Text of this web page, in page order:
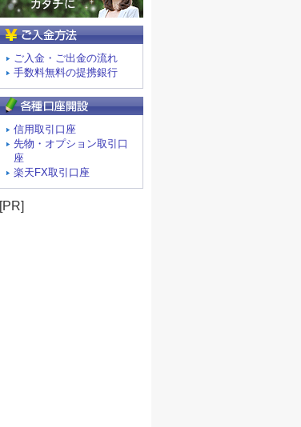
ご入金・ご出金の流れ
手数料無料の提携銀行
信用取引口座
先物・オプション取引口
座
楽天FX取引口座
[PR]